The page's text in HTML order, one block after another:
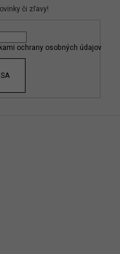
či zľavy!
ochrany osobných údajov